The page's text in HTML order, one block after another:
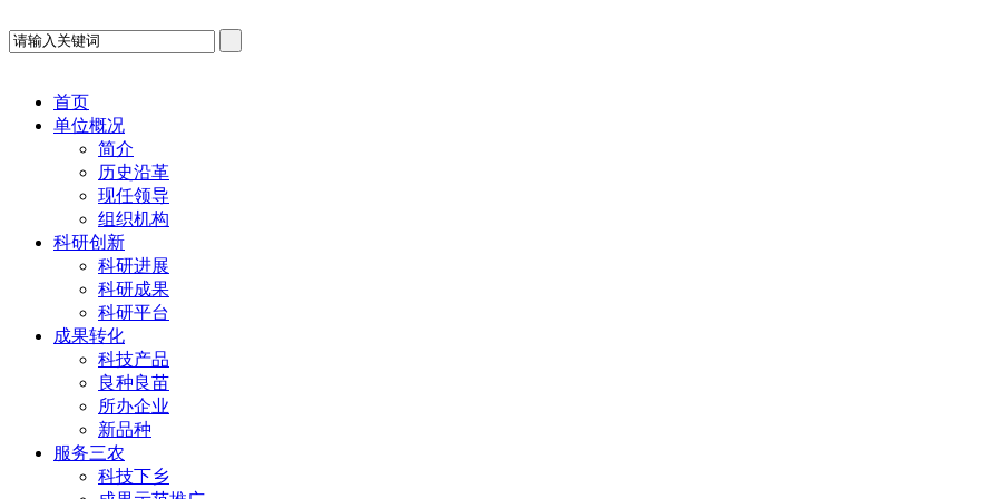
首页
单位概况
简介
历史沿革
现任领导
组织机构
科研创新
科研进展
科研成果
科研平台
成果转化
科技产品
良种良苗
所办企业
新品种
服务三农
科技下乡